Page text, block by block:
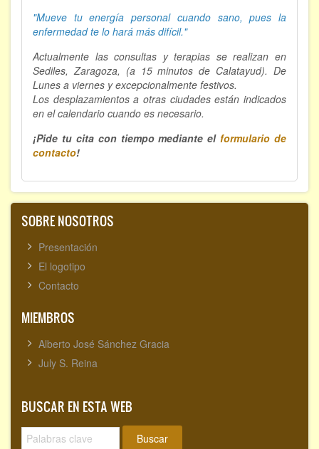
"Mueve tu energía personal cuando sano, pues la
enfermedad te lo hará más difícil."
Actualmente las consultas y terapias se realizan en
Sediles, Zaragoza, (a 15 minutos de Calatayud). De
Lunes a viernes y excepcionalmente festivos.
Los desplazamientos a otras ciudades están indicados
en el calendario cuando es necesario.
¡Pide tu cita con tiempo mediante elformulario de
contacto!
SOBRE NOSOTROS
Presentación
El logotipo
Contacto
MIEMBROS
Alberto José Sánchez Gracia
July S. Reina
BUSCAR EN ESTA WEB
Buscar